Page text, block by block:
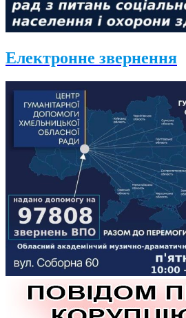
Електронне звернення